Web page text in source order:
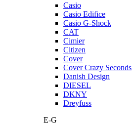
Casio
Casio Edifice
Casio G-Shock
CAT
Cimier
Citizen
Cover
Cover Crazy Seconds
Danish Design
DIESEL
DKNY
Dreyfuss
E-G